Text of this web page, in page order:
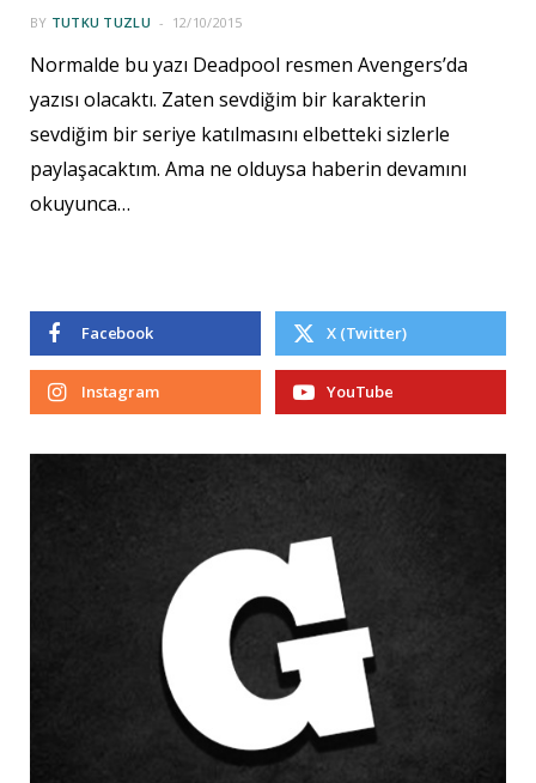
BY TUTKU TUZLU 12/10/2015
Normalde bu yazı Deadpool resmen Avengers’da
yazısı olacaktı. Zaten sevdiğim bir karakterin
sevdiğim bir seriye katılmasını elbetteki sizlerle
paylaşacaktım. Ama ne olduysa haberin devamını
okuyunca…
Facebook X (Twitter)
Instagram YouTube